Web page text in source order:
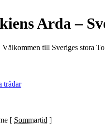
Arda –
Välkommen till Sveriges stora
trådar
[ Sommartid ]